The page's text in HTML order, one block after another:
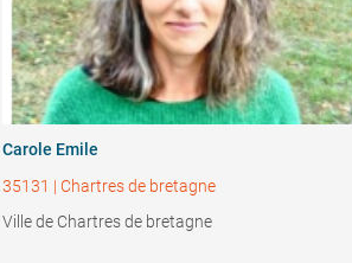
Carole Emile
35131 | Chartres de bretagne
Ville de Chartres de bretagne